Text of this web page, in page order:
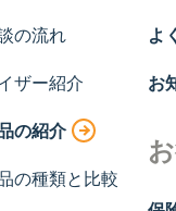
の流れ
ザー紹介
の紹介
の種類と比較
よ
お